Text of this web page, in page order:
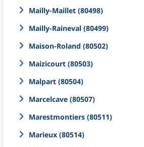
Mailly-Maillet (80498)
Mailly-Raineval (80499)
Maison-Roland (80502)
Maizicourt (80503)
Malpart (80504)
Marcelcave (80507)
Marestmontiers (80511)
Marieux (80514)